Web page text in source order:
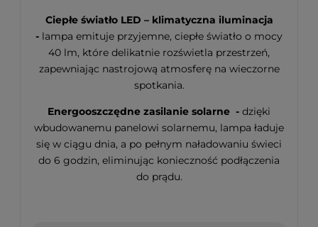
Ciepłe światło LED – klimatyczna iluminacja
- lampa emituje przyjemne, ciepłe światło o mocy
40 lm, które delikatnie rozświetla przestrzeń,
zapewniając nastrojową atmosferę na wieczorne
spotkania.
Energooszczędne zasilanie solarne - dzięki
wbudowanemu panelowi solarnemu, lampa ładuje
się w ciągu dnia, a po pełnym naładowaniu świeci
do 6 godzin, eliminując konieczność podłączenia
do prądu.